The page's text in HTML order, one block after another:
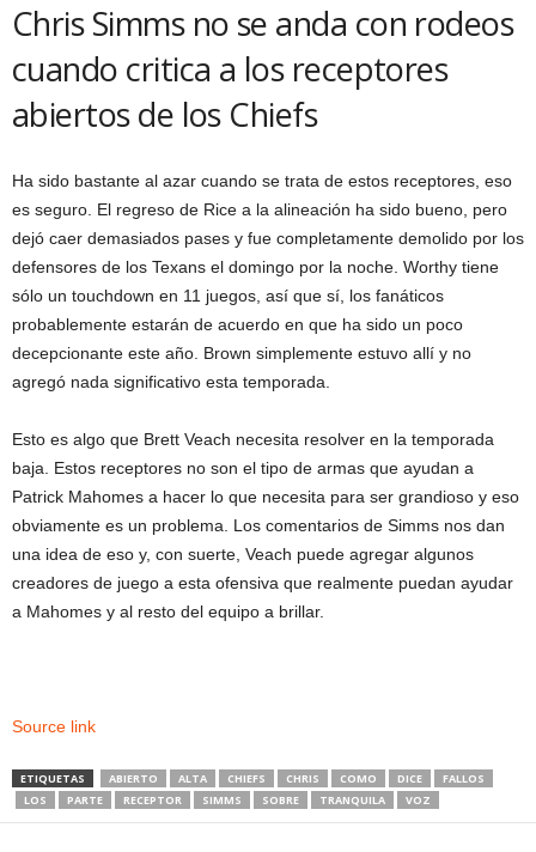
Chris Simms no se anda con rodeos
cuando critica a los receptores
abiertos de los Chiefs
Ha sido bastante al azar cuando se trata de estos receptores, eso
es seguro. El regreso de Rice a la alineación ha sido bueno, pero
dejó caer demasiados pases y fue completamente demolido por los
defensores de los Texans el domingo por la noche. Worthy tiene
sólo un touchdown en 11 juegos, así que sí, los fanáticos
probablemente estarán de acuerdo en que ha sido un poco
decepcionante este año. Brown simplemente estuvo allí y no
agregó nada significativo esta temporada.
Esto es algo que Brett Veach necesita resolver en la temporada
baja. Estos receptores no son el tipo de armas que ayudan a
Patrick Mahomes a hacer lo que necesita para ser grandioso y eso
obviamente es un problema. Los comentarios de Simms nos dan
una idea de eso y, con suerte, Veach puede agregar algunos
creadores de juego a esta ofensiva que realmente puedan ayudar
a Mahomes y al resto del equipo a brillar.
Source link
ETIQUETAS ABIERTO ALTA CHIEFS CHRIS COMO DICE
FALLOS
LOS
PARTE RECEPTOR SIMMS SOBRE TRANQUILA VOZ